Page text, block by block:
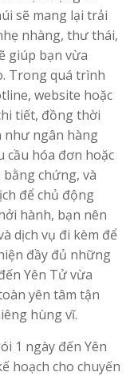
sẽ mang lại trải
nhàng, thư thái,
giúp bạn vừa
Trong quá trình
website hoặc
tiết, đồng thời
như ngân hàng
cầu hóa đơn hoặc
chứng, và
để chủ động
hành, bạn nên
dịch vụ đi kèm để
đầy đủ những
Yên Tử vừa
yên tâm tận
hùng vĩ.
1 ngày đến Yên
hoạch cho chuyến